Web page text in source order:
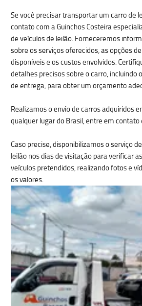
Se você precisar transportar um carro de
contato com a Guinchos Costeira
de veículos de leilão. Forneceremos
sobre os serviços oferecidos, as opções
disponíveis e os custos envolvidos.
detalhes precisos sobre o carro, incluindo
de entrega, para obter um orçamento
Realizamos o envio de carros adquiridos
qualquer lugar do Brasil, entre em contato
Caso precise, disponibilizamos o serviço
leilão nos dias de visitação para verificar
veículos pretendidos, realizando fotos e
os valores.